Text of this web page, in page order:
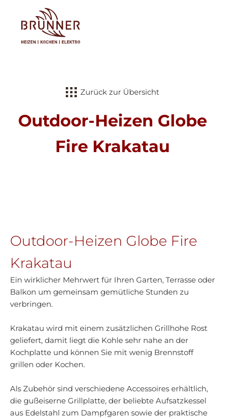
Zurück zur Übersicht
Outdoor-Heizen Globe
Fire Krakatau
Outdoor-Heizen Globe Fire
Krakatau
Ein wirklicher Mehrwert für Ihren Garten, Terrasse oder
Balkon um gemeinsam gemütliche Stunden zu
verbringen.
Krakatau wird mit einem zusätzlichen Grillhohe Rost
geliefert, damit liegt die Kohle sehr nahe an der
Kochplatte und können Sie mit wenig Brennstoff
grillen oder Kochen.
Als Zubehör sind verschiedene Accessoires erhältlich,
die gußeiserne Grillplatte, der beliebte Aufsatzkessel
aus Edelstahl zum Dampfgaren sowie der praktische